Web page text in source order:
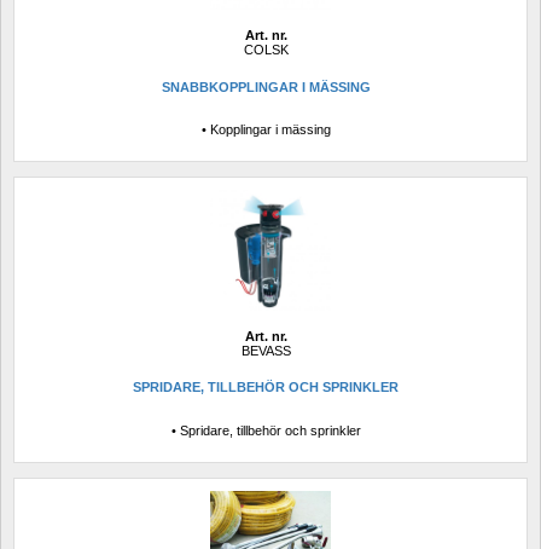
Art. nr.
COLSK
SNABBKOPPLINGAR I MÄSSING
• Kopplingar i mässing
Art. nr.
BEVASS
SPRIDARE, TILLBEHÖR OCH SPRINKLER
• Spridare, tillbehör och sprinkler